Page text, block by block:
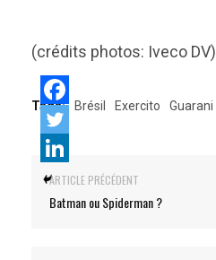
(crédits photos: Iveco DV)
Tags: Brésil Exercito Guarani
ARTICLE PRÉCÉDENT
Batman ou Spiderman ?